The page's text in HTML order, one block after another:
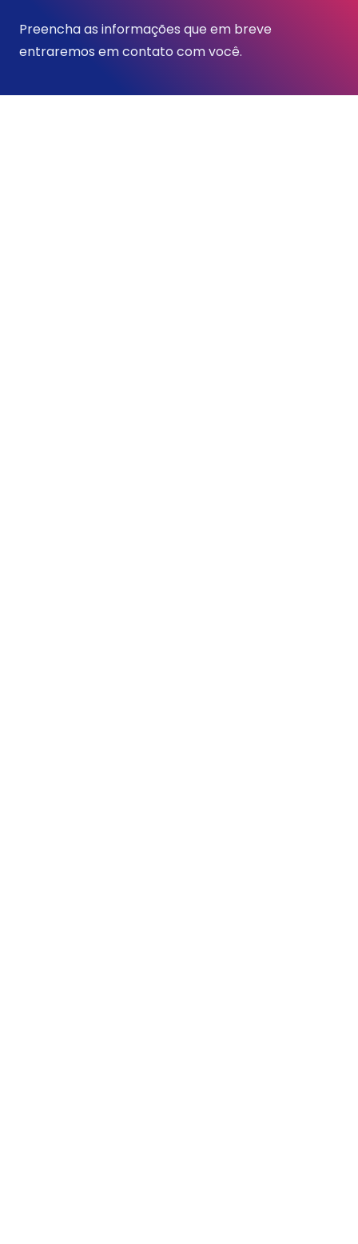
Preencha as informações que em breve
entraremos em contato com você.